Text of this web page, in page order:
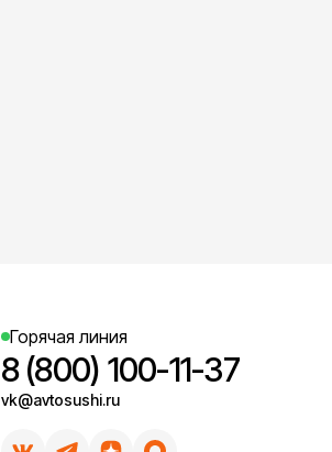
Горячая линия
8 (800) 100-11-37
vk@avtosushi.ru